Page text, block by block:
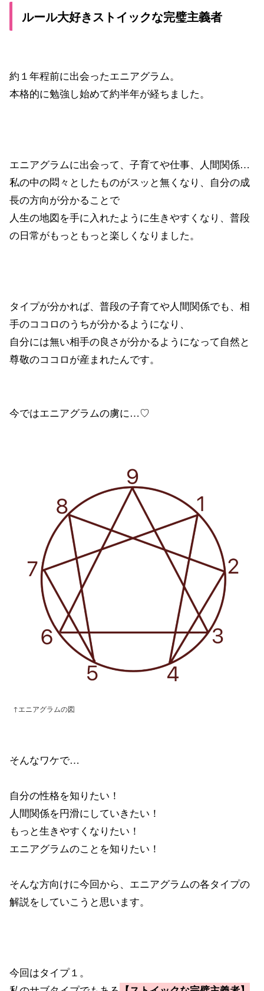
ルール大好きストイックな完璧主義者
約１年程前に出会ったエニアグラム。
本格的に勉強し始めて約半年が経ちました。
エニアグラムに出会って、子育てや仕事、人間関係…
私の中の悶々としたものがスッと無くなり、自分の成
長の方向が分かることで
人生の地図を手に入れたように生きやすくなり、普段
の日常がもっともっと楽しくなりました。
タイプが分かれば、普段の子育てや人間関係でも、相
手のココロのうちが分かるようになり、
自分には無い相手の良さが分かるようになって自然と
尊敬のココロが産まれたんです。
今ではエニアグラムの虜に…♡
↑エニアグラムの図
そんなワケで…
自分の性格を知りたい！
人間関係を円滑にしていきたい！
もっと生きやすくなりたい！
エニアグラムのことを知りたい！
そんな方向けに今回から、エニアグラムの各タイプの
解説をしていこうと思います。
今回はタイプ１。